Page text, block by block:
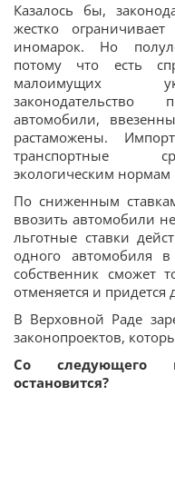
Казалось бы,
жестко
иномарок. Но
потому что есть
малоимущих
автомобили,
растаможены.
транспортные
экологическим
По сниженным
ввозить автомобили
льготные ставки
одного автомобиля
собственник сможет
отменяется и придется
В Верховной Раде
законопроектов,
Со следующего
остановится?